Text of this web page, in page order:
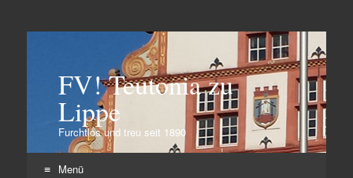
FV! Teutonia zu
Lippe
Furchtlos und treu seit 1890
Menü